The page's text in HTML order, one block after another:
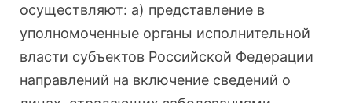
осуществляют: а) представление в
уполномоченные органы исполнительной
власти субъектов Российской Федерации
направлений на включение сведений о